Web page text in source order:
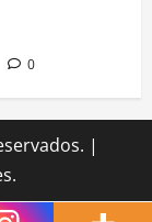
0
|